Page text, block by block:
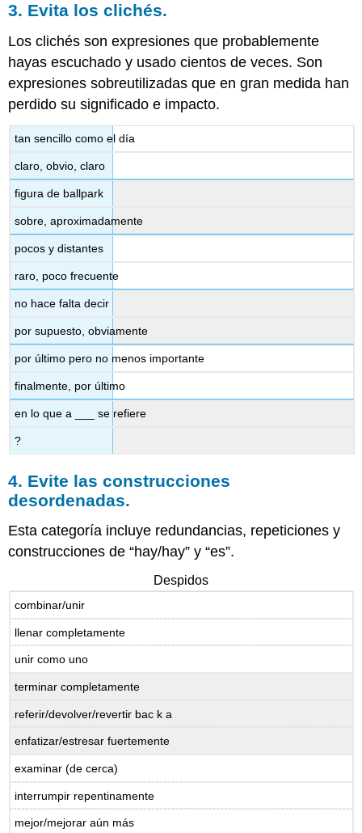
3. Evita los clichés.
Los clichés son expresiones que probablemente
hayas escuchado y usado cientos de veces. Son
expresiones sobreutilizadas que en gran medida han
perdido su significado e impacto.
tan sencillo como el día
claro, obvio, claro
figura de ballpark
sobre, aproximadamente
pocos y distantes
raro, poco frecuente
no hace falta decir
por supuesto, obviamente
por último pero no menos importante
finalmente, por último
en lo que a ___ se refiere
?
4. Evite las construcciones
desordenadas.
Esta categoría incluye redundancias, repeticiones y
construcciones de “hay/hay” y “es”.
Despidos
combinar/unir
llenarcompletamente
unircomo uno
terminarcompletamente
referir/devolver/revertir bac k a
enfatizar/estresarfuertemente
examinar (de cerca)
interrumpir repentinamente
mejor/mejorar aún más